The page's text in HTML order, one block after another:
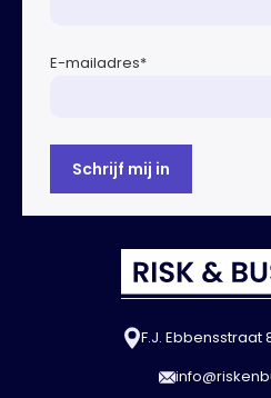
E-mailadres*
F.J. Ebbensstraat